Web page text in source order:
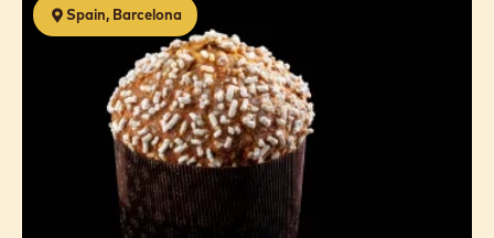
Spain, Barcelona
de